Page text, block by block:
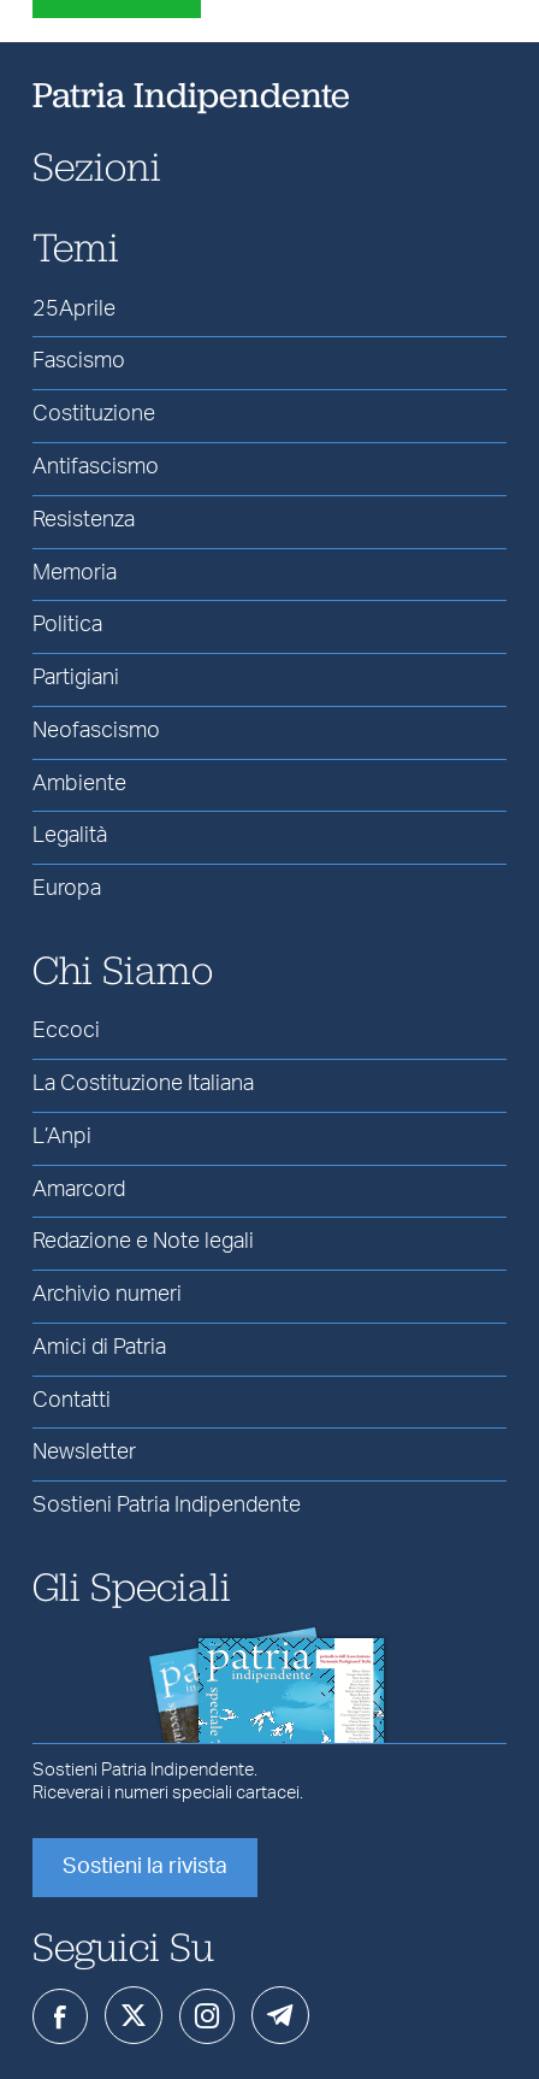
Patria Indipendente
Sezioni
Temi
25Aprile
Fascismo
Costituzione
Antifascismo
Resistenza
Memoria
Politica
Partigiani
Neofascismo
Ambiente
Legalità
Europa
Chi Siamo
Eccoci
La Costituzione Italiana
L’Anpi
Amarcord
Redazione e Note legali
Archivio numeri
Amici di Patria
Contatti
Newsletter
Sostieni Patria Indipendente
Gli Speciali
Sostieni Patria Indipendente.
Riceverai i numeri speciali cartacei.
Sostieni la rivista
Seguici Su